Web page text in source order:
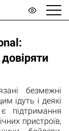
безмежні
ідуть і деякі
підтримання
пристроїв,